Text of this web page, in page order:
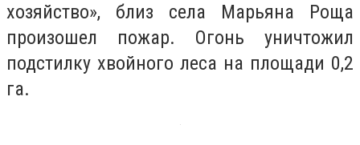
хозяйство», близ села Марьяна Роща
произошел пожар. Огонь уничтожил
подстилку хвойного леса на площади 0,2
га.